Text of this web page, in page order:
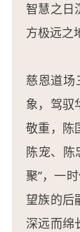
智慧之日
方极远之
慈恩道场
象，驾驭
敬重，陈
陈宠、陈
聚”，一
望族的后
深远而绵